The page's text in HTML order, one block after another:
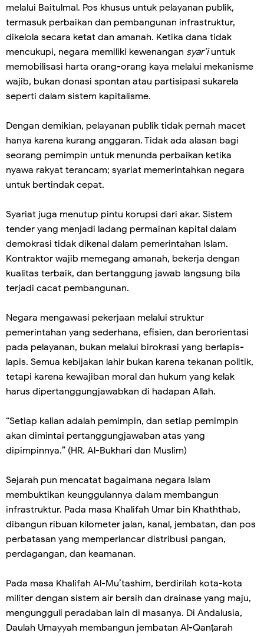
melalui Baitulmal. Pos khusus untuk pelayanan publik,
termasuk perbaikan dan pembangunan infrastruktur,
dikelola secara ketat dan amanah. Ketika dana tidak
mencukupi, negara memiliki kewenangan syar’iuntuk
memobilisasi harta orang-orang kaya melalui mekanisme
wajib, bukan donasi spontan atau partisipasi sukarela
seperti dalam sistem kapitalisme.
Dengan demikian, pelayanan publik tidak pernah macet
hanya karena kurang anggaran. Tidak ada alasan bagi
seorang pemimpin untuk menunda perbaikan ketika
nyawa rakyat terancam; syariat memerintahkan negara
untuk bertindak cepat.
Syariat juga menutup pintu korupsi dari akar. Sistem
tender yang menjadi ladang permainan kapital dalam
demokrasi tidak dikenal dalam pemerintahan Islam.
Kontraktor wajib memegang amanah, bekerja dengan
kualitas terbaik, dan bertanggung jawab langsung bila
terjadi cacat pembangunan.
Negara mengawasi pekerjaan melalui struktur
pemerintahan yang sederhana, efisien, dan berorientasi
pada pelayanan, bukan melalui birokrasi yang berlapis-
lapis. Semua kebijakan lahir bukan karena tekanan politik,
tetapi karena kewajiban moral dan hukum yang kelak
harus dipertanggungjawabkan di hadapan Allah.
“Setiap kalian adalah pemimpin, dan setiap pemimpin
akan dimintai pertanggungjawaban atas yang
dipimpinnya.” (HR. Al-Bukhari dan Muslim)
Sejarah pun mencatat bagaimana negara Islam
membuktikan keunggulannya dalam membangun
infrastruktur. Pada masa Khalifah Umar bin Khaththab,
dibangun ribuan kilometer jalan, kanal, jembatan, dan pos
perbatasan yang memperlancar distribusi pangan,
perdagangan, dan keamanan.
Pada masa Khalifah Al-Mu’tashim, berdirilah kota-kota
militer dengan sistem air bersih dan drainase yang maju,
mengungguli peradaban lain di masanya. Di Andalusia,
Daulah Umayyah membangun jembatan Al-Qanṭarah